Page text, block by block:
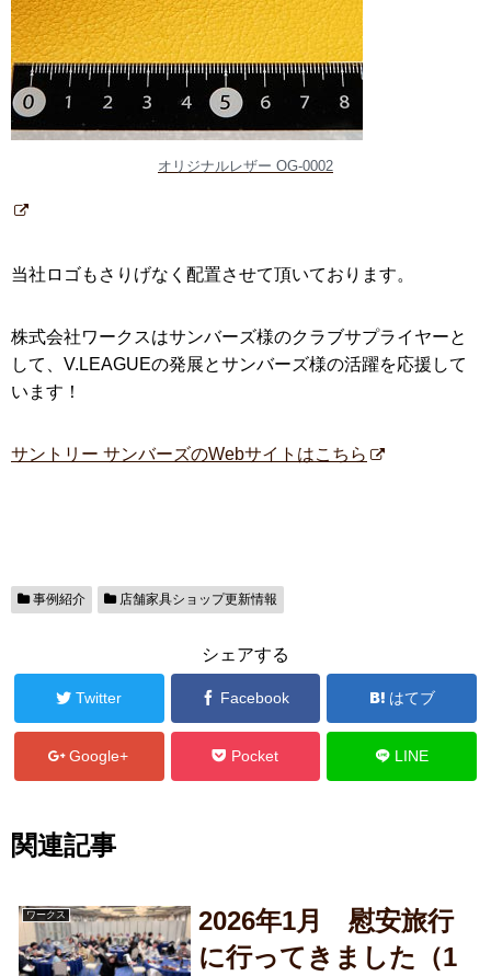
オリジナルレザー OG-0002
当社ロゴもさりげなく配置させて頂いております。
株式会社ワークスはサンバーズ様のクラブサプライヤーと
して、V.LEAGUEの発展とサンバーズ様の活躍を応援して
います！
サントリー サンバーズのWebサイトはこちら
事例紹介 店舗家具ショップ更新情報
シェアする
Twitter Facebook はてブ
Google+ Pocket LINE
関連記事
ワークス
2026年1月 慰安旅行
に行ってきました（1